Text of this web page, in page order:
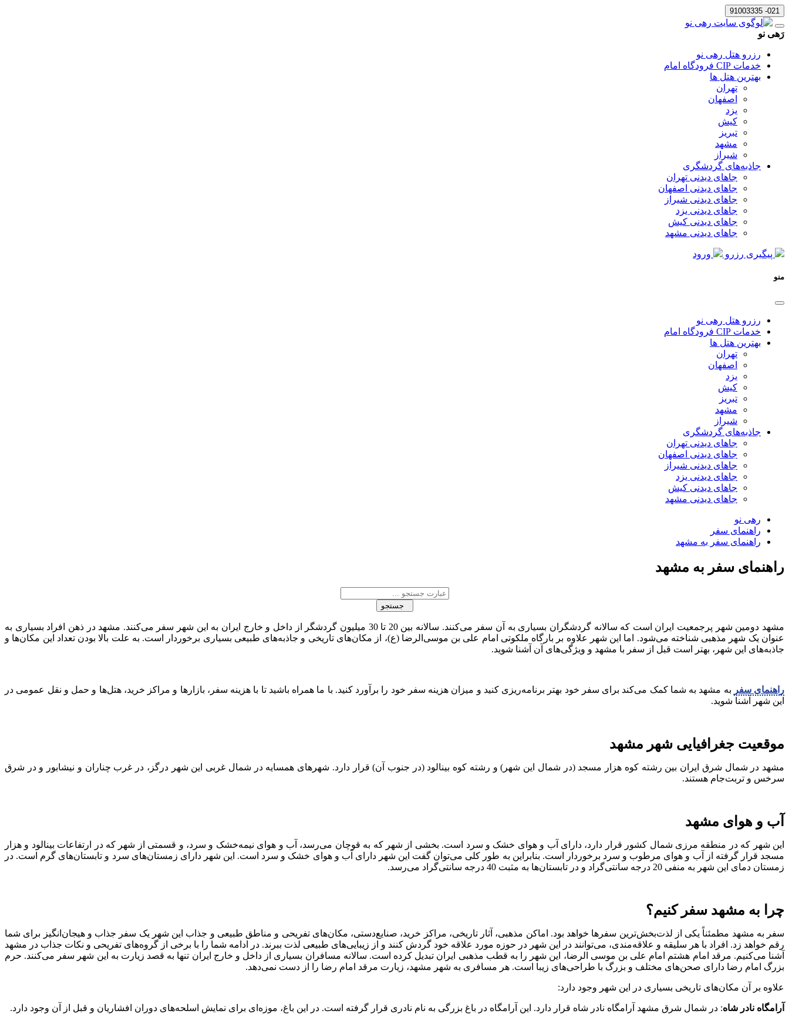
021- 91003335
رَهی نو
رزرو هتل رهی نو
خدمات CIP فرودگاه امام
بهترین هتل ها
تهران
اصفهان
یزد
کیش
تبریز
مشهد
شیراز
جاذبه‌های گردشگری
جاهای دیدنی تهران
جاهای دیدنی اصفهان
جاهای دیدنی شیراز
جاهای دیدنی یزد
جاهای دیدنی کیش
جاهای دیدنی مشهد
پیگیری رزرو ورود
منو
رزرو هتل رهی نو
خدمات CIP فرودگاه امام
بهترین هتل ها
تهران
اصفهان
یزد
کیش
تبریز
مشهد
شیراز
جاذبه‌های گردشگری
جاهای دیدنی تهران
جاهای دیدنی اصفهان
جاهای دیدنی شیراز
جاهای دیدنی یزد
جاهای دیدنی کیش
جاهای دیدنی مشهد
رهی نو
راهنمای سفر
راهنمای سفر به مشهد
راهنمای سفر به مشهد
جستجو
مشهد دومین شهر پرجمعیت ایران است که سالانه گردشگران بسیاری به آن سفر می‌کنند. سالانه بین 20 تا 30 میلیون گردشگر از داخل و خارج ایران به این شهر سفر می‌کنند. مشهد در ذهن افراد بسیاری به
عنوان یک شهر مذهبی شناخته می‌شود. اما این شهر علاوه بر بارگاه ملکوتی امام علی بن موسی‌الرضا (ع)، از مکان‌های تاریخی و جاذبه‌های طبیعی بسیاری برخوردار است. به علت بالا بودن تعداد این مکان‌ها و
جاذبه‌های این شهر، بهتر است قبل از سفر با مشهد و ویژگی‌های آن آشنا شوید.
راهنمای سفر به مشهد به شما کمک می‌کند برای سفر خود بهتر برنامه‌ریزی کنید و میزان هزینه سفر خود را برآورد کنید. با ما همراه باشید تا با هزینه سفر، بازارها و مراکز خرید، هتل‌ها و حمل و نقل عمومی در
این شهر آشنا شوید.
موقعیت جغرافیایی شهر مشهد
مشهد در شمال شرق ایران بین رشته کوه هزار مسجد (در شمال این شهر) و رشته کوه بینالود (در جنوب آن) قرار دارد. شهرهای همسایه در شمال غربی این شهر درگز، در غرب چناران و نیشابور و در شرق
سرخس و تربت‌جام هستند.
آب و هوای مشهد
این شهر که در منطقه مرزی شمال کشور قرار دارد، دارای آب و هوای خشک و سرد است. بخشی از شهر که به قوچان می‌رسد، آب و هوای نیمه‌خشک و سرد، و قسمتی از شهر که در ارتفاعات بینالود و هزار
مسجد قرار گرفته از آب و هوای مرطوب و سرد برخوردار است. بنابراین به طور کلی می‌توان گفت این شهر دارای آب و هوای خشک و سرد است. این شهر دارای زمستان‌های سرد و تابستان‌های گرم است. در
زمستان دمای این شهر به منفی 20 درجه سانتی‌گراد و در تابستان‌ها به مثبت 40 درجه سانتی‌گراد می‌رسد.
چرا به مشهد سفر کنیم؟
سفر به مشهد مطمئناً یکی از لذت‌بخش‌ترین سفرها خواهد بود. اماکن مذهبی، آثار تاریخی، مراکز خرید، صنایع‌دستی، مکان‌های تفریحی و مناطق طبیعی و جذاب این شهر یک سفر جذاب و هیجان‌انگیز برای شما
رقم خواهد زد. افراد با هر سلیقه و علاقه‌مندی، می‌توانند در این شهر در حوزه مورد علاقه خود گردش کنند و از زیبایی‌های طبیعی لذت ببرند. در ادامه شما را با برخی از گروه‌های تفریحی و نکات جذاب در مشهد
آشنا می‌کنیم. مرقد امام هشتم امام علی بن موسی الرضا، این شهر را به قطب مذهبی ایران تبدیل کرده است. سالانه مسافران بسیاری از داخل و خارج ایران تنها به قصد زیارت به این شهر سفر می‌کنند. حرم
بزرگ امام رضا دارای صحن‌های مختلف و بزرگ با طراحی‌های زیبا است. هر مسافری به شهر مشهد، زیارت مرقد امام رضا را از دست نمی‌دهد.
علاوه بر آن مکان‌های تاریخی بسیاری در این شهر وجود دارد:
آرامگاه نادر شاه: در شمال شرق مشهد آرامگاه نادر شاه قرار دارد. این آرامگاه در باغ بزرگی به نام نادری قرار گرفته است. در این باغ، موزه‌ای برای نمایش اسلحه‌های دوران افشاریان و قبل از آن وجود دارد.